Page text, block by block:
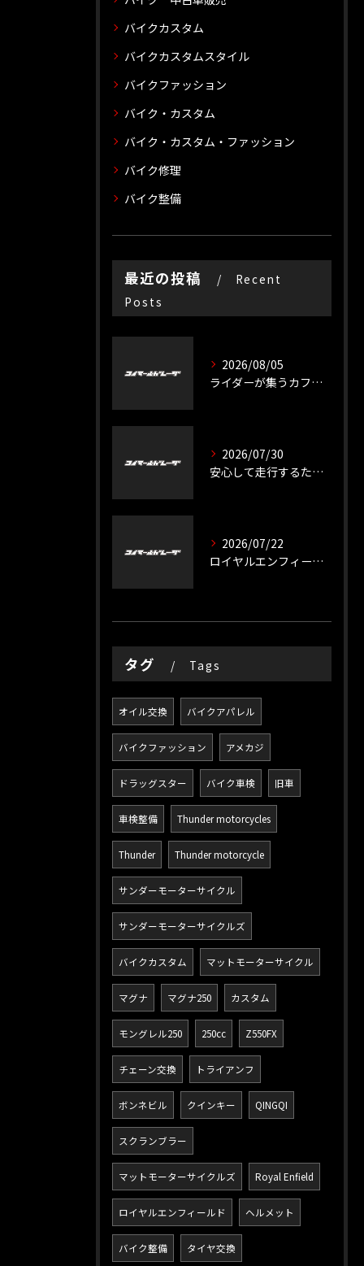
バイクカスタム
バイクカスタムスタイル
バイクファッション
バイク・カスタム
バイク・カスタム・ファッション
バイク修理
バイク整備
最近の投稿
Recent
Posts
2026/08/05
ライダーが集うカフェスペースの魅力と交流の広げ方
2026/07/30
安心して走行するためのバイク徹底整備のポイント
2026/07/22
ロイヤルエンフィールドの整備で長く乗る秘訣
タグ Tags
オイル交換 バイクアパレル
バイクファッション アメカジ
ドラッグスター バイク車検 旧車
車検整備 Thunder motorcycles
Thunder Thunder motorcycle
サンダーモーターサイクル
サンダーモーターサイクルズ
バイクカスタム マットモーターサイクル
マグナ マグナ250 カスタム
モングレル250 250cc Z550FX
チェーン交換 トライアンフ
ボンネビル クインキー QINGQI
スクランブラー
マットモーターサイクルズ Royal Enfield
ロイヤルエンフィールド ヘルメット
バイク整備 タイヤ交換